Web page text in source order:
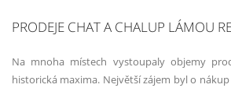
PRODEJE CHAT A CHALUP LÁMOU
Na mnoha místech vystoupaly objemy
historická maxima. Největší zájem byl o